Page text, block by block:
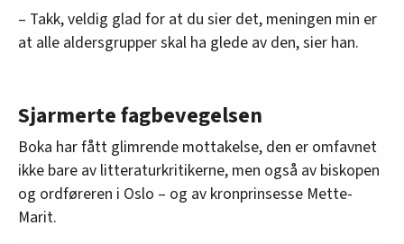
– Takk, veldig glad for at du sier det, meningen min er
at alle aldersgrupper skal ha glede av den, sier han.
Sjarmerte fagbevegelsen
Boka har fått glimrende mottakelse, den er omfavnet
ikke bare av litteraturkritikerne, men også av biskopen
og ordføreren i Oslo – og av kronprinsesse Mette-
Marit.